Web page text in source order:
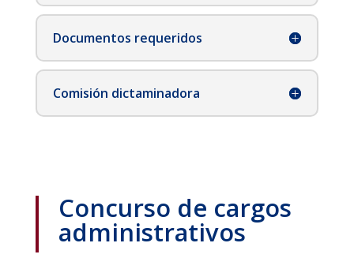
Documentos requeridos
Comisión dictaminadora
Concurso de cargos
administrativos